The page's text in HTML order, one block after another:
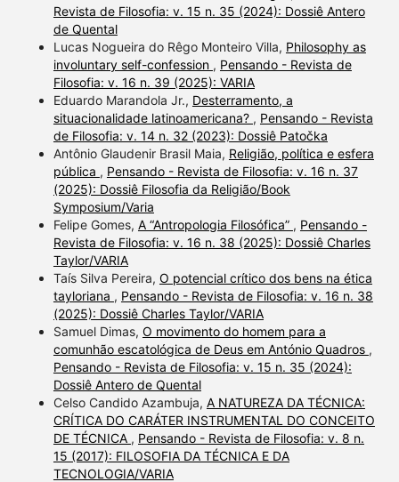
Revista de Filosofia: v. 15 n. 35 (2024): Dossiê Antero
de Quental
Lucas Nogueira do Rêgo Monteiro Villa, Philosophy as
involuntary self-confession , Pensando - Revista de
Filosofia: v. 16 n. 39 (2025): VARIA
Eduardo Marandola Jr., Desterramento, a
situacionalidade latinoamericana? , Pensando - Revista
de Filosofia: v. 14 n. 32 (2023): Dossiê Patočka
Antônio Glaudenir Brasil Maia, Religião, política e esfera
pública , Pensando - Revista de Filosofia: v. 16 n. 37
(2025): Dossiê Filosofia da Religião/Book
Symposium/Varia
Felipe Gomes, A “Antropologia Filosófica” , Pensando -
Revista de Filosofia: v. 16 n. 38 (2025): Dossiê Charles
Taylor/VARIA
Taís Silva Pereira, O potencial crítico dos bens na ética
tayloriana , Pensando - Revista de Filosofia: v. 16 n. 38
(2025): Dossiê Charles Taylor/VARIA
Samuel Dimas, O movimento do homem para a
comunhão escatológica de Deus em António Quadros ,
Pensando - Revista de Filosofia: v. 15 n. 35 (2024):
Dossiê Antero de Quental
Celso Candido Azambuja, A NATUREZA DA TÉCNICA:
CRÍTICA DO CARÁTER INSTRUMENTAL DO CONCEITO
DE TÉCNICA , Pensando - Revista de Filosofia: v. 8 n.
15 (2017): FILOSOFIA DA TÉCNICA E DA
TECNOLOGIA/VARIA